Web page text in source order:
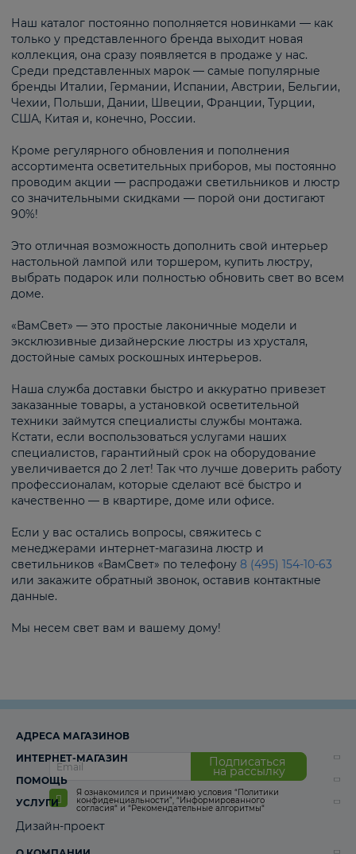
Наш каталог постоянно пополняется новинками — как
только у представленного бренда выходит новая
коллекция, она сразу появляется в продаже у нас.
Среди представленных марок — самые популярные
бренды Италии, Германии, Испании, Австрии, Бельгии,
Чехии, Польши, Дании, Швеции, Франции, Турции,
США, Китая и, конечно, России.
Кроме регулярного обновления и пополнения
ассортимента осветительных приборов, мы постоянно
проводим акции — распродажи светильников и люстр
со значительными скидками — порой они достигают
90%!
Это отличная возможность дополнить свой интерьер
настольной лампой или торшером, купить люстру,
выбрать подарок или полностью обновить свет во всем
доме.
«ВамСвет» — это простые лаконичные модели и
эксклюзивные дизайнерские люстры из хрусталя,
достойные самых роскошных интерьеров.
Наша служба доставки быстро и аккуратно привезет
заказанные товары, а установкой осветительной
техники займутся специалисты службы монтажа.
Кстати, если воспользоваться услугами наших
специалистов, гарантийный срок на оборудование
увеличивается до 2 лет! Так что лучше доверить работу
профессионалам, которые сделают всё быстро и
качественно — в квартире, доме или офисе.
Если у вас остались вопросы, свяжитесь с
менеджерами интернет-магазина люстр и
светильников «ВамСвет» по телефону 8 (495) 154-10-63
или закажите обратный звонок, оставив контактные
данные.
Мы несем свет вам и вашему дому!
Подписаться
на рассылку
Я ознакомился и принимаю условия “Политики
конфиденциальности”, “Информированного
согласия“ и “Рекомендательные алгоритмы“
АДРЕСА МАГАЗИНОВ
ИНТЕРНЕТ-МАГАЗИН
ПОМОЩЬ
УСЛУГИ
Дизайн-проект